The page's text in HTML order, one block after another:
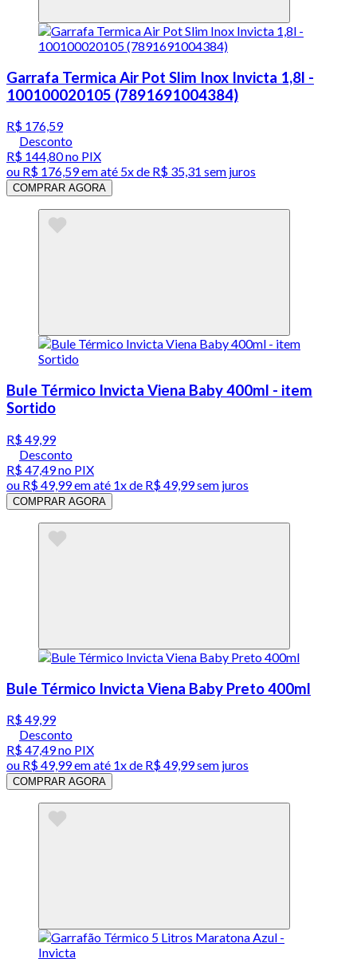
Garrafa Termica Air Pot Slim Inox Invicta 1,8l -
100100020105 (7891691004384)
R$ 176,59
Desconto
R$ 144,80no PIX
ou R$ 176,59em até 5x de R$ 35,31 sem juros
COMPRAR AGORA
Bule Térmico Invicta Viena Baby 400ml - item
Sortido
R$ 49,99
Desconto
R$ 47,49no PIX
ou R$ 49,99em até 1x de R$ 49,99sem juros
COMPRAR AGORA
Bule Térmico Invicta Viena Baby Preto 400ml
R$ 49,99
Desconto
R$ 47,49no PIX
ou R$ 49,99em até 1x de R$ 49,99sem juros
COMPRAR AGORA